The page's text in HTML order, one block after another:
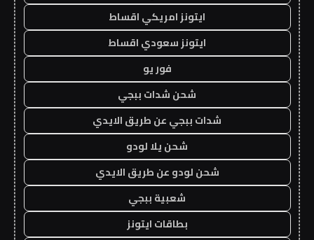
ايتونز امريكي اقساط
ايتونز سعودي اقساط
فور يو
شحن شدات ببجي
شدات ببجي عن طريق الايدي
شحن يلا لودو
شحن لودو عن طريق الايدي
شعبية ببجي
بطاقات ايتونز